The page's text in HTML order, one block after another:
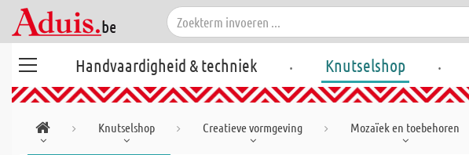
Handvaardigheid & techniek . Knutselshop .
Knutselshop Creatieve vormgeving Mozaïek en toebehoren